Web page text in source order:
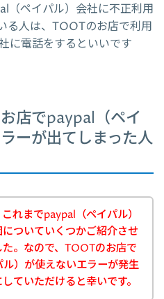
（ペイパル）会社に不正利用
る人は、TOOTのお店で利用
に電話をするといいです
店でpaypal（ペイ
ーが出てしまった人
れまでpaypal（ペイパル）
ついていくつかご紹介させ
。なので、TOOTのお店で
）が使えないエラーが発生
ていただけると幸いです。